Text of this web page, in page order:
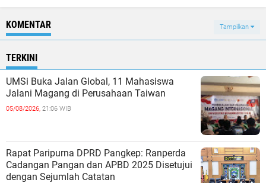
KOMENTAR Tampilkan
TERKINI
UMSi Buka Jalan Global, 11 Mahasiswa
Jalani Magang di Perusahaan Taiwan
05/08/2026, 21:06 WIB
Rapat Paripurna DPRD Pangkep: Ranperda
Cadangan Pangan dan APBD 2025 Disetujui
dengan Sejumlah Catatan